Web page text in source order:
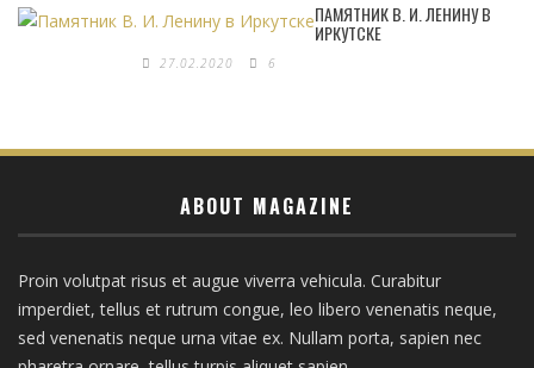
ПАМЯТНИК В. И. ЛЕНИНУ В
ИРКУТСКЕ
27.02.2020 6
ABOUT MAGAZINE
Proin volutpat risus et augue viverra vehicula. Curabitur
imperdiet, tellus et rutrum congue, leo libero venenatis neque,
sed venenatis neque urna vitae ex. Nullam porta, sapien nec